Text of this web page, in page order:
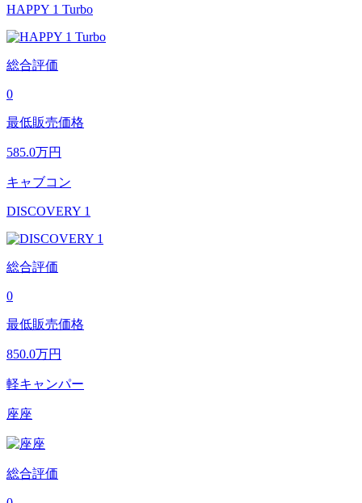
HAPPY 1 Turbo
総合評価
0
最低販売価格
585.0万円
キャブコン
DISCOVERY 1
総合評価
0
最低販売価格
850.0万円
軽キャンパー
座座
総合評価